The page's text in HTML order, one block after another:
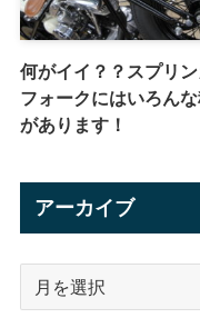
何がイイ？？スプリ
フォークにはいろん
があります！
アーカイブ